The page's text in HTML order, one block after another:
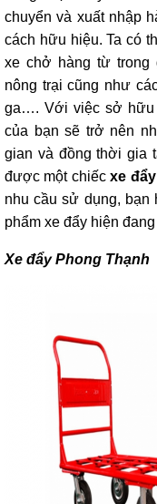
Liên
chuyển và xuất nhập
cách hữu hiệu. Ta có
xe chở hàng từ trong
nông trại cũng như
ga…. Với việc sở hữu
của bạn sẽ trở nên
gian và đồng thời gia
được một chiếcxe
nhu cầu sử dụng, bạn
phẩm xe đẩy hiện
Xe đẩy Phong Thạnh